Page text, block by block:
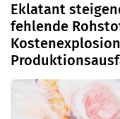
Eklatant
fehlende